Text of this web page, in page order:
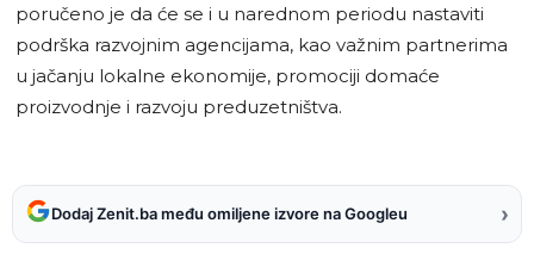
poručeno je da će se i u narednom periodu nastaviti
podrška razvojnim agencijama, kao važnim partnerima
u jačanju lokalne ekonomije, promociji domaće
proizvodnje i razvoju preduzetništva.
Dodaj Zenit.ba među omiljene izvore na Googleu ›